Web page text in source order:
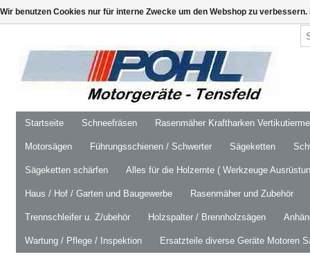
Startseite Schneefräsen Rasenmäher Kraftharken
Motorsägen Führungsschienen / Schwerter Sägeketten
Sägeketten schärfen Alles für die Holzernte ( Werkzeuge
Haus / Hof / Garten und Baugewerbe Rasenmäher und Zubehör
Trennschleifer u. Z/ubehör Holzspalter / Brennholzsägen
Wartung / Pflege / Inspektion Ersatzteile diverse Geräte Motoren
Wir benutzen Cookies nur für interne Zwecke um den Webshop zu